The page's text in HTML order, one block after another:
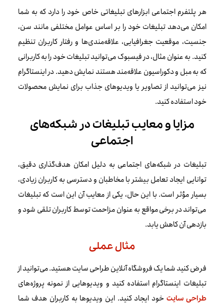
هر پلتفرم اجتماعی ابزارهای تبلیغاتی خاص خود را دارد که به شما
امکان می‌دهد تبلیغات خود را بر اساس عوامل مختلفی مانند سن،
جنسیت، موقعیت جغرافیایی، علاقه‌مندی‌ها و رفتار کاربران تنظیم
کنید. به عنوان مثال، در فیسبوک می‌توانید تبلیغات خود را به کاربرانی
که به مبل و دکوراسیون علاقه‌مند هستند نمایش دهید. در اینستاگرام
نیز می‌توانید از تصاویر یا ویدیوهای جذاب برای نمایش محصولات
خود استفاده کنید.
مزایا و معایب تبلیغات در شبکه‌های
اجتماعی
تبلیغات در شبکه‌های اجتماعی به دلیل امکان هدف‌گذاری دقیق،
توانایی ایجاد تعامل بیشتر با مخاطبان و دسترسی به کاربران زیادی،
بسیار مؤثر است. با این حال، یکی از معایب آن این است که تبلیغات
می‌تواند در برخی مواقع به عنوان مزاحمت توسط کاربران تلقی شود و
بازدهی آن کاهش یابد.
مثال عملی
فرض کنید شما یک فروشگاه آنلاین طراحی سایت هستید. می‌توانید از
تبلیغات اینستاگرام استفاده کنید و ویدیوهایی از نمونه پروژه‌های
طراحی سایت خود ایجاد کنید. این ویدیوها به کاربران هدف شما